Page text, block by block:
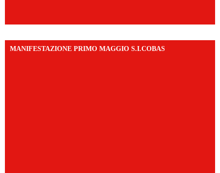
MANIFESTAZIONE PRIMO MAGGIO S.I.COBAS